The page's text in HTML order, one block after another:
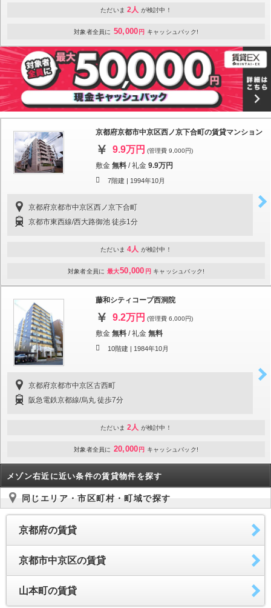
ただいま 2人 が検討中！
対象者全員に 50,000 円 キャッシュバック!
京都府京都市中京区西ノ京下合町の賃貸マンション
9.9万円 (管理費 9,000円)
敷金 無料 /礼金 9.9万円
7階建 | 1994年10月
京都府京都市中京区西ノ京下合町
京都市東西線/西大路御池 徒歩1分
ただいま 4人 が検討中！
対象者全員に 最大50,000 円 キャッシュバック!
藤和シティコープ西洞院
9.2万円 (管理費 6,000円)
敷金 無料 /礼金 無料
10階建 | 1984年10月
京都府京都市中京区古西町
阪急電鉄京都線/烏丸 徒歩7分
ただいま 2人 が検討中！
対象者全員に 20,000 円 キャッシュバック!
メゾン右近に近い条件の賃貸物件を探す
同じエリア・市区町村・町域で探す
京都府の賃貸
京都市中京区の賃貸
山本町の賃貸